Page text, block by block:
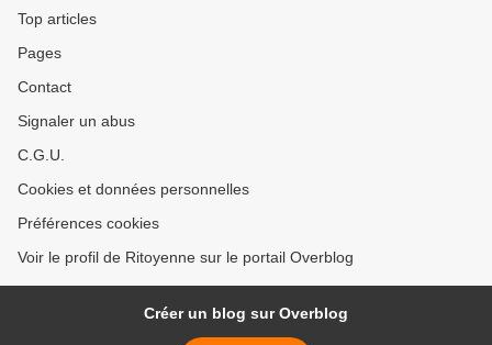
Top articles
Pages
Contact
Signaler un abus
C.G.U.
Cookies et données personnelles
Préférences cookies
Voir le profil de Ritoyenne sur le portail Overblog
Créer un blog sur Overblog